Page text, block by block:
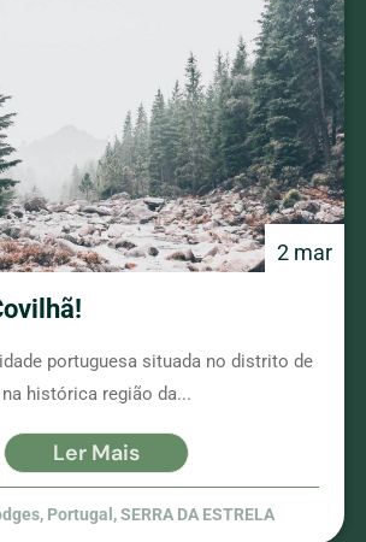
2 mar
portuguesa situada no distrito de
histórica região da...
Ler Mais
, Portugal ,SERRA DA ESTRELA